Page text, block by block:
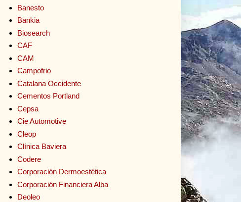
Banesto
Bankia
Biosearch
CAF
CAM
Campofrio
Catalana Occidente
Cementos Portland
Cepsa
Cie Automotive
Cleop
Clínica Baviera
Codere
Corporación Dermoestética
Corporación Financiera Alba
Deoleo